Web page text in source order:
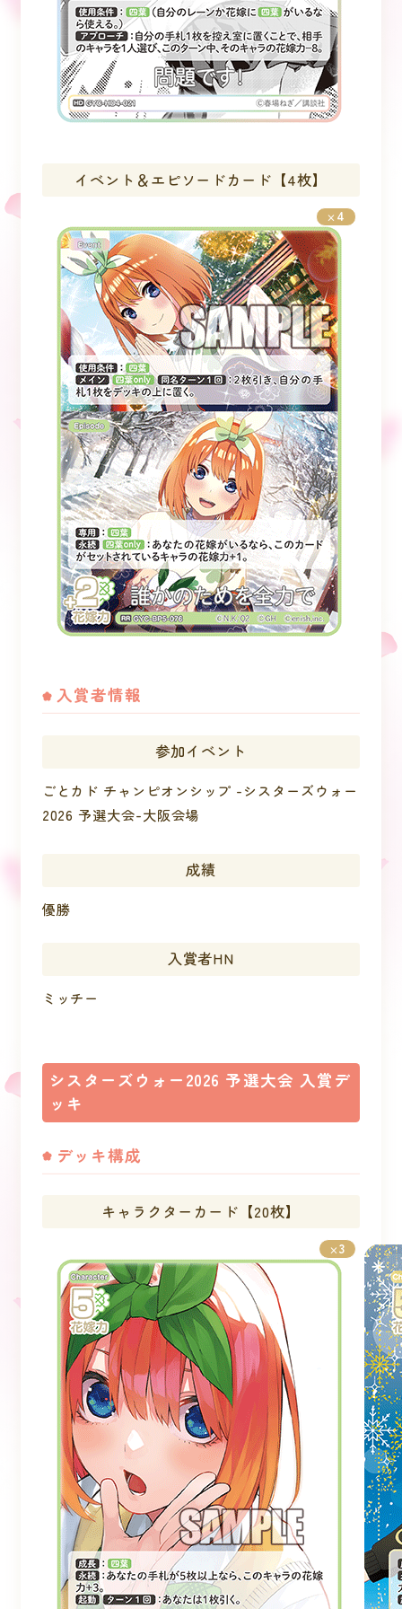
イベント＆エピソードカード【4枚】
× 4
入賞者情報
参加イベント
ごとカド チャンピオンシップ -シスターズウォー
2026 予選大会-大阪会場
成績
優勝
入賞者HN
ミッチー
シスターズウォー2026 予選大会 入賞デ
ッキ
デッキ構成
キャラクターカード【20枚】
×3